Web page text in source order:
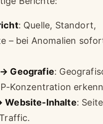
: Quelle, Standort,
– bei Anomalien
Geografie:
Konzentration
Website-Inhalte: